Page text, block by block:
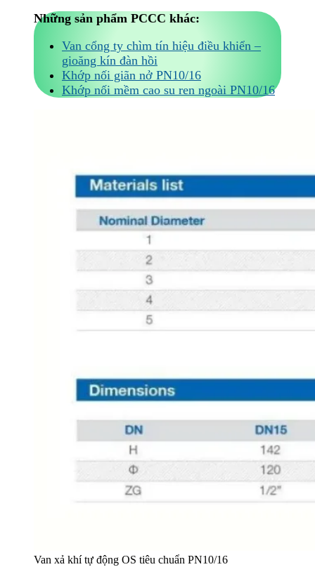
Những sản phẩm PCCC khác:
Van cổng ty chìm tín hiệu điều khiển –
gioăng kín đàn hồi
Khớp nối giãn nở PN10/16
Khớp nối mềm cao su ren ngoài PN10/16
Van xả khí tự động OS tiêu chuẩn PN10/16